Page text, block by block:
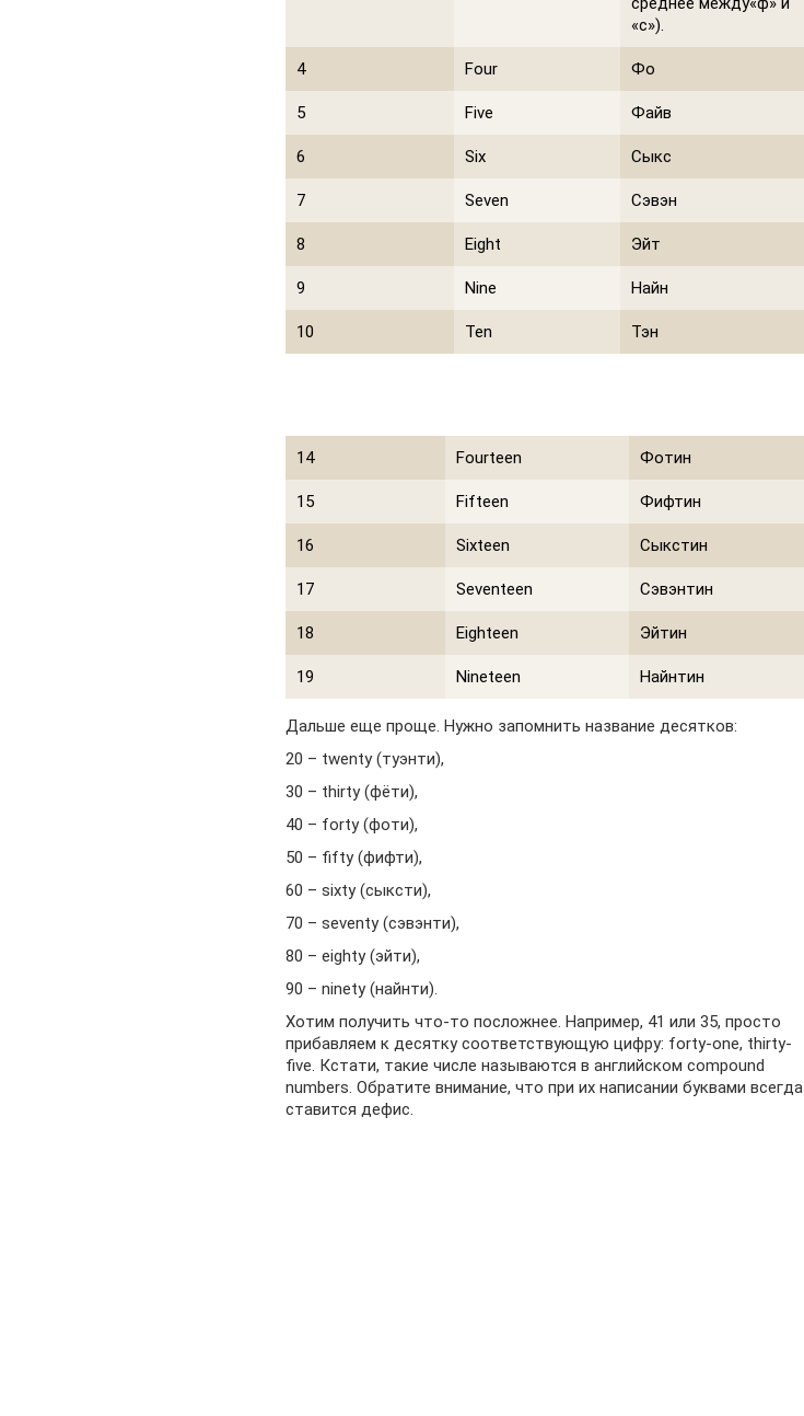
«с»).
4 Four Фо
5 Five Файв
6 Six Сыкс
7 Seven Сэвэн
8 Eight Эйт
9 Nine Найн
10 Ten Тэн
14 Fourteen Фотин
15 Fifteen Фифтин
16 Sixteen Сыкстин
17 Seventeen Сэвэнтин
18 Eighteen Эйтин
19 Nineteen Найнтин
Дальше еще проще. Нужно запомнить название десятков:
20 – twenty (туэнти),
30 – thirty (фёти),
40 – forty (фоти),
50 – fifty (фифти),
60 – sixty (сыксти),
70 – seventy (сэвэнти),
80 – eighty (эйти),
90 – ninety (найнти).
Хотим получить что-то посложнее. Например, 41 или 35, просто
прибавляем к десятку соответствующую цифру: forty-one, thirty-
five. Кстати, такие числе называются в английском compound
numbers. Обратите внимание, что при их написании буквами всегда
ставится дефис.